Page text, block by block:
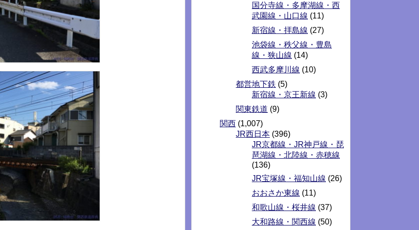
国分寺線・多摩湖線・西
武園線・山口線 (11)
新宿線・拝島線 (27)
池袋線・秩父線・豊島
線・狭山線 (14)
西武多摩川線 (10)
都営地下鉄 (5)
新宿線・京王新線 (3)
関東鉄道 (9)
関西 (1,007)
JR西日本 (396)
JR京都線・JR神戸線・琵
琶湖線・北陸線・赤穂線
(136)
JR宝塚線・福知山線 (26)
おおさか東線 (11)
和歌山線・桜井線 (37)
大和路線・関西線 (50)